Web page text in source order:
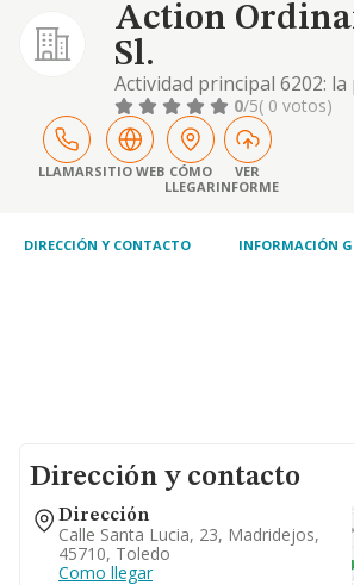
Action
Sl.
Actividad principal 6202:
servicios de consultoría,
estratégica, servicios
servicios técnicos de
externalización de
terceros, soporte a
general
0/5( 0 votos)
LLAMARSITIO WEB CÓMO
LLEGAR
VER
INFORME
DIRECCIÓN Y CONTACTO INFORMACIÓN
Dirección y contacto
Dirección
Calle Santa Lucia, 23, Madridejos,
45710, Toledo
Como llegar